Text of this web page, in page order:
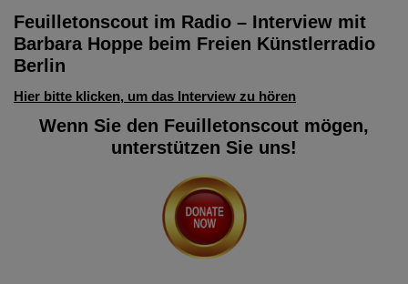
Feuilletonscout im Radio – Interview mit
Barbara Hoppe beim Freien Künstlerradio
Berlin
Hier bitte klicken, um das Interview zu hören
Wenn Sie den Feuilletonscout mögen,
unterstützen Sie uns!